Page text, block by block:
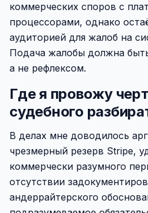
коммерческих споров с
процессорами, однако
аудиторией для жалоб на
Подача жалобы должна
а не рефлексом.
Где я провожу
судебного
В делах мне доводилось
чрезмерный резерв Stripe,
коммерчески разумного
отсутствии
андеррайтерского